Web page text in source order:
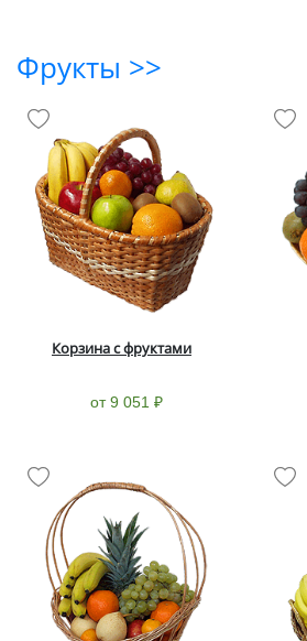
Фрукты >>
Корзина с фруктами
от 9 051 ₽